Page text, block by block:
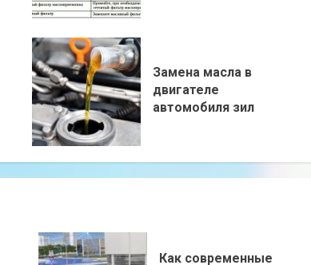
Замена масла в
двигателе
автомобиля зил
Как современные